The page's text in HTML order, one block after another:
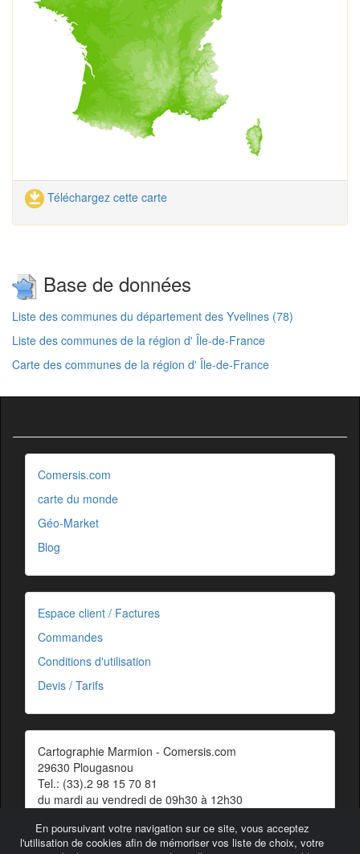
Téléchargez cette carte
Base de données
Liste des communes du département des Yvelines (78)
Liste des communes de la région d' Île-de-France
Carte des communes de la région d' Île-de-France
En poursuivant votre navigation sur ce site, vous acceptez
l'utilisation de cookies afin de mémoriser vos liste de choix, votre
Comersis.com
carte du monde
Géo-Market
Blog
Espace client / Factures
Commandes
Conditions d'utilisation
Devis / Tarifs
Cartographie Marmion - Comersis.com
29630 Plougasnou
Tel.: (33).2 98 15 70 81
du mardi au vendredi de 09h30 à 12h30
Contact